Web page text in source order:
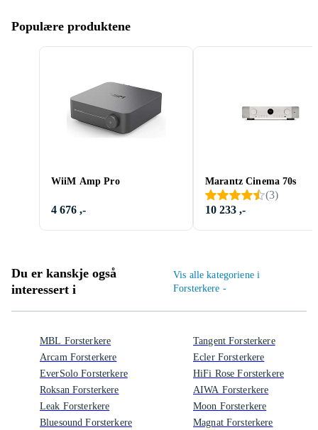
Populære produktene
WiiM Amp Pro
4 676 ,-
Marantz Cinema 70s
(3)
10 233 ,-
Du er kanskje også
interessert i
Vis alle kategoriene i
Forsterkere -
MBL Forsterkere
Arcam Forsterkere
EverSolo Forsterkere
Roksan Forsterkere
Leak Forsterkere
Bluesound Forsterkere
Tangent Forsterkere
Ecler Forsterkere
HiFi Rose Forsterkere
AIWA Forsterkere
Moon Forsterkere
Magnat Forsterkere